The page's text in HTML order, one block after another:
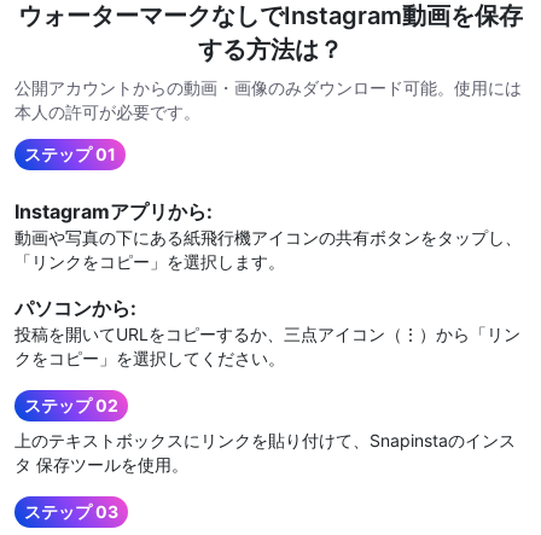
ウォーターマークなしでInstagram動画を保存
する方法は？
公開アカウントからの動画・画像のみダウンロード可能。使用には
本人の許可が必要です。
ステップ 01
Instagramアプリから:
動画や写真の下にある紙飛行機アイコンの共有ボタンをタップし、
「リンクをコピー」を選択します。
パソコンから:
投稿を開いてURLをコピーするか、三点アイコン（⋮）から「リン
クをコピー」を選択してください。
ステップ 02
上のテキストボックスにリンクを貼り付けて、Snapinstaのインス
タ 保存ツールを使用。
ステップ 03